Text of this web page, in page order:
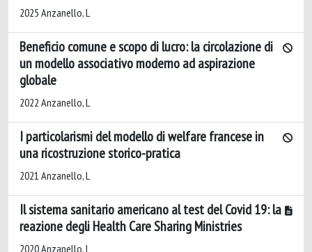
2025 Anzanello, L
Beneficio comune e scopo di lucro: la circolazione di
un modello associativo moderno ad aspirazione
globale
2022 Anzanello, L
I particolarismi del modello di welfare francese in
una ricostruzione storico-pratica
2021 Anzanello, L
Il sistema sanitario americano al test del Covid 19: la
reazione degli Health Care Sharing Ministries
2020 Anzanello, L